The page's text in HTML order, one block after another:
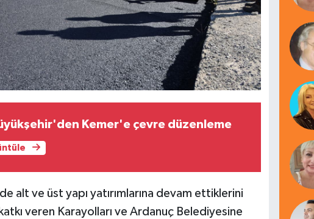
Kemer'e çevre düzenleme
alt ve üst yapı yatırımlarına devam ettiklerini
veren Karayolları ve Ardanuç Belediyesine